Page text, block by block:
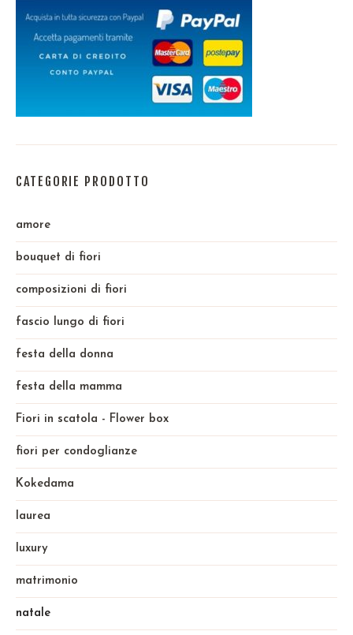
CATEGORIE PRODOTTO
amore
bouquet di fiori
composizioni di fiori
fascio lungo di fiori
festa della donna
festa della mamma
Fiori in scatola - Flower box
fiori per condoglianze
Kokedama
laurea
luxury
matrimonio
natale